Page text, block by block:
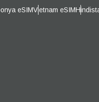
eSIMVietnam eSIM